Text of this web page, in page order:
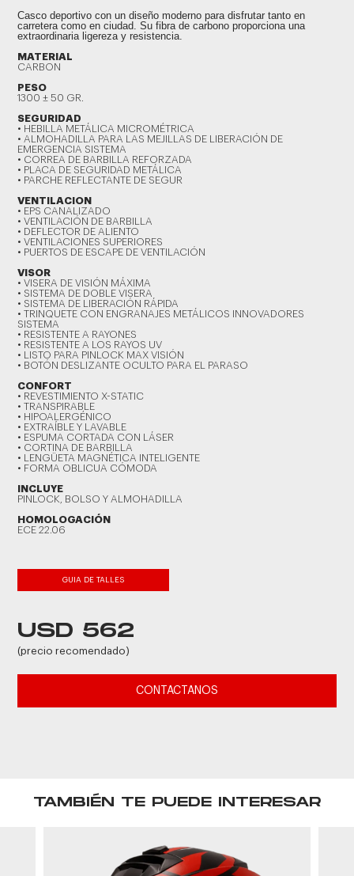
Casco deportivo con un diseño moderno para disfrutar tanto en
carretera como en ciudad. Su fibra de carbono proporciona una
extraordinaria ligereza y resistencia.
MATERIAL
CARBON
PESO
1300 ± 50 GR.
SEGURIDAD
• HEBILLA METÁLICA MICROMÉTRICA
• ALMOHADILLA PARA LAS MEJILLAS DE LIBERACIÓN DE
EMERGENCIA SISTEMA
• CORREA DE BARBILLA REFORZADA
• PLACA DE SEGURIDAD METÁLICA
• PARCHE REFLECTANTE DE SEGUR
VENTILACION
• EPS CANALIZADO
• VENTILACIÓN DE BARBILLA
• DEFLECTOR DE ALIENTO
• VENTILACIONES SUPERIORES
• PUERTOS DE ESCAPE DE VENTILACIÓN
VISOR
• VISERA DE VISIÓN MÁXIMA
• SISTEMA DE DOBLE VISERA
• SISTEMA DE LIBERACIÓN RÁPIDA
• TRINQUETE CON ENGRANAJES METÁLICOS INNOVADORES
SISTEMA
• RESISTENTE A RAYONES
• RESISTENTE A LOS RAYOS UV
• LISTO PARA PINLOCK MAX VISIÓN
• BOTÓN DESLIZANTE OCULTO PARA EL PARASO
CONFORT
• REVESTIMIENTO X-STATIC
• TRANSPIRABLE
• HIPOALERGÉNICO
• EXTRAÍBLE Y LAVABLE
• ESPUMA CORTADA CON LÁSER
• CORTINA DE BARBILLA
• LENGÜETA MAGNÉTICA INTELIGENTE
• FORMA OBLICUA CÓMODA
INCLUYE
PINLOCK, BOLSO Y ALMOHADILLA
HOMOLOGACIÓN
ECE 22.06
GUIA DE TALLES
USD 562
(precio recomendado)
CONTACTANOS
TAMBIÉN TE PUEDE INTERESAR